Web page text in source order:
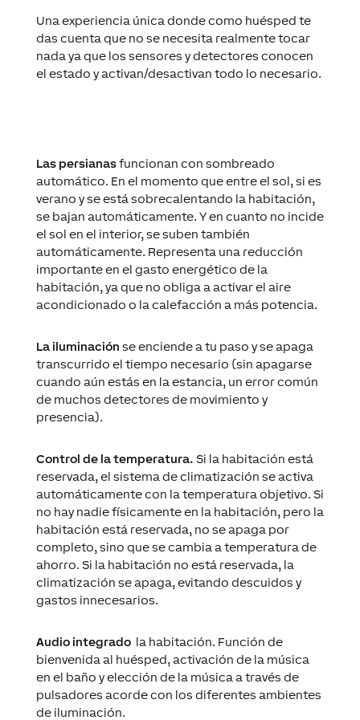
Una experiencia única donde como huésped te
das cuenta que no se necesita realmente tocar
nada ya que los sensores y detectores conocen
el estado y activan/desactivan todo lo necesario.
Las persianasfuncionan con sombreado
automático. En el momento que entre el sol, si es
verano y se está sobrecalentando la habitación,
se bajan automáticamente. Y en cuanto no incide
el sol en el interior, se suben también
automáticamente. Representa una reducción
importante en el gasto energético de la
habitación, ya que no obliga a activar el aire
acondicionado o la calefacción a más potencia.
La iluminación se enciende a tu paso y se apaga
transcurrido el tiempo necesario (sin apagarse
cuando aún estás en la estancia, un error común
de muchos detectores de movimiento y
presencia).
Control de la temperatura. Si la habitación está
reservada, el sistema de climatización se activa
automáticamente con la temperatura objetivo. Si
no hay nadie físicamente en la habitación, pero la
habitación está reservada, no se apaga por
completo, sino que se cambia a temperatura de
ahorro. Si la habitación no está reservada, la
climatización se apaga, evitando descuidos y
gastos innecesarios.
Audio integradola habitación. Función de
bienvenida al huésped, activación de la música
en el baño y elección de la música a través de
pulsadores acorde con los diferentes ambientes
de iluminación.